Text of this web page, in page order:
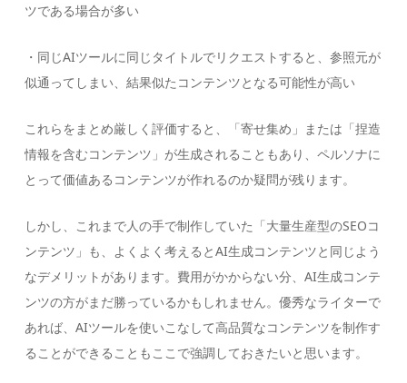
ツである場合が多い
・同じAIツールに同じタイトルでリクエストすると、参照元が
似通ってしまい、結果似たコンテンツとなる可能性が高い
これらをまとめ厳しく評価すると、「寄せ集め」または「捏造
情報を含むコンテンツ」が生成されることもあり、ペルソナに
とって価値あるコンテンツが作れるのか疑問が残ります。
しかし、これまで人の手で制作していた「大量生産型のSEOコ
ンテンツ」も、よくよく考えるとAI生成コンテンツと同じよう
なデメリットがあります。費用がかからない分、AI生成コンテ
ンツの方がまだ勝っているかもしれません。優秀なライターで
あれば、AIツールを使いこなして高品質なコンテンツを制作す
ることができることもここで強調しておきたいと思います。